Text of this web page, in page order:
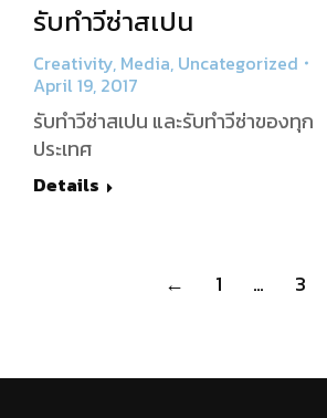
รับทำวีซ่าสเปน
Creativity, Media, Uncategorized
April 19, 2017
รับทำวีซ่าสเปน และรับทำวีซ่าของทุก
ประเทศ
Details
← 1 … 3